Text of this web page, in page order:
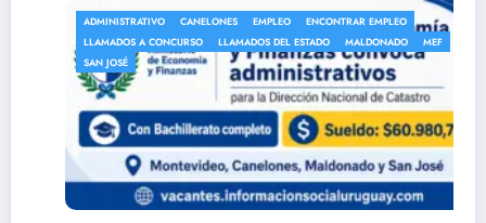
ADMINISTRATIVO CANELONES EMPLEO
ENCONTRAR EMPLEO
LLAMADOS A CONCURSO
LLAMADOS DEL ESTADO MALDONADO
MEF
SAN JOSÉ